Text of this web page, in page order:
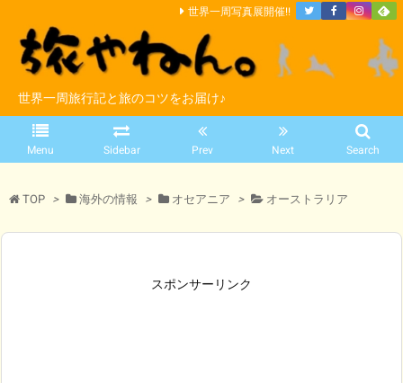
世界一周旅行記と旅のコツをお届け♪
Menu Sidebar Prev Next Search
世界一周写真展開催!!
TOP > 海外の情報 > オセアニア > オーストラリア
スポンサーリンク